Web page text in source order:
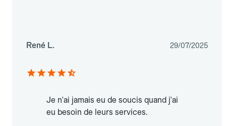
René L. 29/07/2025
Je n'ai jamais eu de soucis quand j'ai
eu besoin de leurs services.